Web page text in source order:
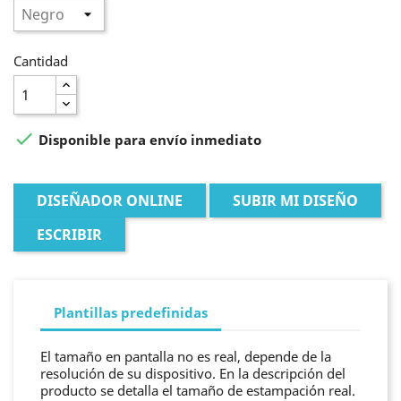
Cantidad
 Disponible para envío inmediato
DISEÑADOR ONLINE
SUBIR MI DISEÑO
ESCRIBIR
Plantillas predefinidas
El tamaño en pantalla no es real, depende de la
resolución de su dispositivo. En la descripción del
producto se detalla el tamaño de estampación real.